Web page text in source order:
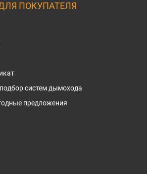
ПОКУПАТЕЛЯ
систем дымохода
предложения